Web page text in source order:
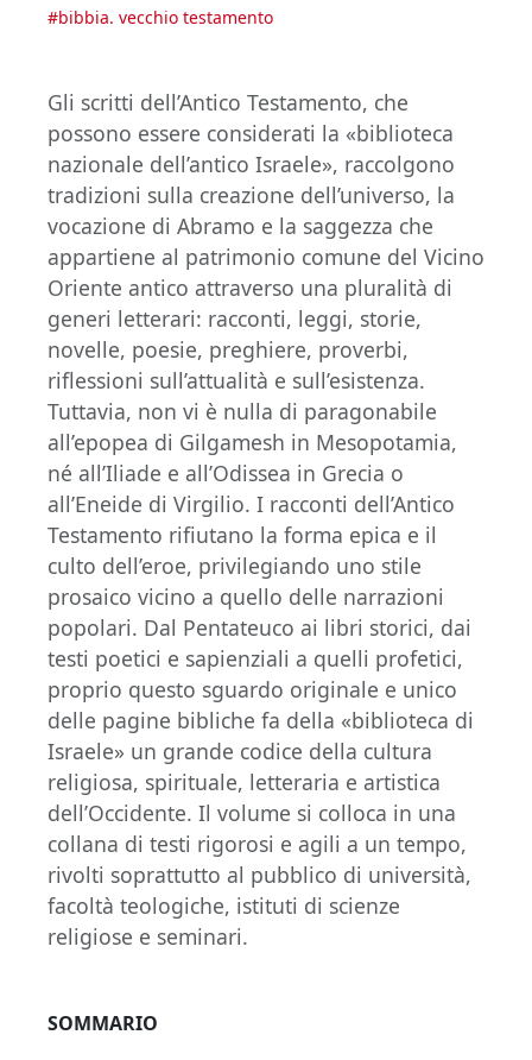
#bibbia. vecchio testamento
Gli scritti dell’Antico Testamento, che
possono essere considerati la «biblioteca
nazionale dell’antico Israele», raccolgono
tradizioni sulla creazione dell’universo, la
vocazione di Abramo e la saggezza che
appartiene al patrimonio comune del Vicino
Oriente antico attraverso una pluralità di
generi letterari: racconti, leggi, storie,
novelle, poesie, preghiere, proverbi,
riflessioni sull’attualità e sull’esistenza.
Tuttavia, non vi è nulla di paragonabile
all’epopea di Gilgamesh in Mesopotamia,
né all’Iliade e all’Odissea in Grecia o
all’Eneide di Virgilio. I racconti dell’Antico
Testamento rifiutano la forma epica e il
culto dell’eroe, privilegiando uno stile
prosaico vicino a quello delle narrazioni
popolari. Dal Pentateuco ai libri storici, dai
testi poetici e sapienziali a quelli profetici,
proprio questo sguardo originale e unico
delle pagine bibliche fa della «biblioteca di
Israele» un grande codice della cultura
religiosa, spirituale, letteraria e artistica
dell’Occidente. Il volume si colloca in una
collana di testi rigorosi e agili a un tempo,
rivolti soprattutto al pubblico di università,
facoltà teologiche, istituti di scienze
religiose e seminari.
SOMMARIO